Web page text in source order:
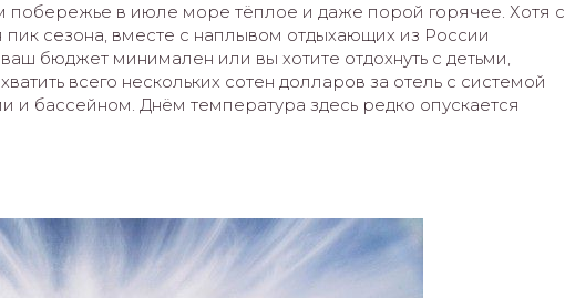
побережье в июле море тёплое и даже порой горячее. Хотя с
пик сезона, вместе с наплывом отдыхающих из России
бюджет минимален или вы хотите отдохнуть с детьми,
всего нескольких сотен долларов за отель с системой
и бассейном. Днём температура здесь редко опускается